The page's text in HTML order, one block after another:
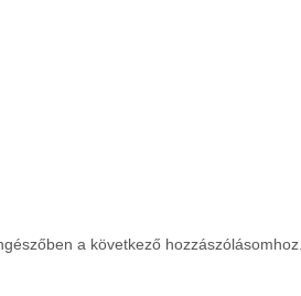
a következő hozzászólásomhoz.